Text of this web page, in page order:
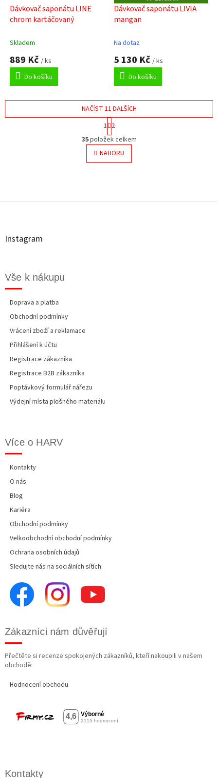
Dávkovač saponátu LINE
chrom kartáčovaný
Skladem
889 Kč / ks
Do košíku
D
A
Dávkovač saponátu LIVIA
mangan
Na dotaz
5 130 Kč / ks
Do košíku
O
v
l
á
í
NAČÍST 11 DALŠÍCH
S
t
r
á
n
k
í
1 2
35položek celkem
NAHORU
á
Instagram
Vše k nákupu
Doprava a platba
Obchodní podmínky
Vrácení zboží a reklamace
Přihlášení k účtu
Registrace zákazníka
Registrace B2B zákazníka
Poptávkový formulář nářezu
Výdejní místa plošného materiálu
Více o HARV
Kontakty
O nás
Blog
Kariéra
Obchodní podmínky
Velkoobchodní obchodní podmínky
Ochrana osobních údajů
Sledujte nás na sociálních sítích:
Zákazníci nám důvěřují
Přečtěte si recenze spokojených zákazníků, kteří nakoupili v našem
obchodě:
Hodnocení obchodu
Kontakty